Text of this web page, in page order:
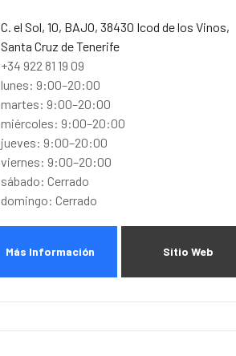
C. el Sol, 10, BAJO, 38430 Icod de los Vinos,
Santa Cruz de Tenerife
+34 922 81 19 09
lunes: 9:00–20:00
martes: 9:00–20:00
miércoles: 9:00–20:00
jueves: 9:00–20:00
viernes: 9:00–20:00
sábado: Cerrado
domingo: Cerrado
Más Información Sitio Web